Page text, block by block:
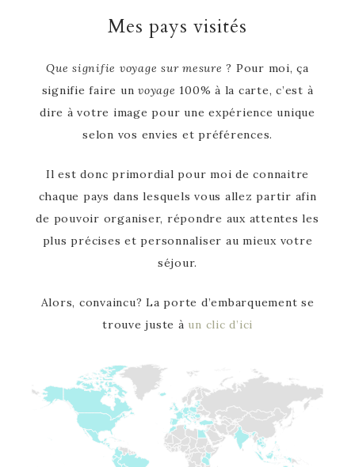
Mes pays visités
Que signifie voyage sur mesure ? Pour moi, ça
signifie faire unvoyage 100% à la carte, c’est à
dire à votre image pour une expérience unique
selon vos envies et préférences.
Il est donc primordial pour moi de connaitre
chaque pays dans lesquels vous allez partir afin
de pouvoir organiser, répondre aux attentes les
plus précises et personnaliser au mieux votre
séjour.
Alors, convaincu? La porte d’embarquement se
trouve juste à un clic d’ici